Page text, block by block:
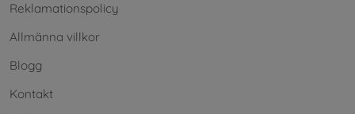
Reklamationspolicy
Allmänna villkor
Blogg
Kontakt